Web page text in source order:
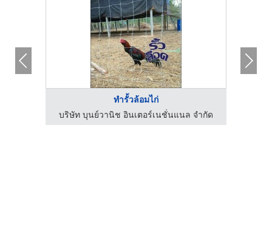
ทำรั้วล้อมไก่
บริษัท บุนย์วานิช อินเตอร์เนชั่นแนล จำกัด